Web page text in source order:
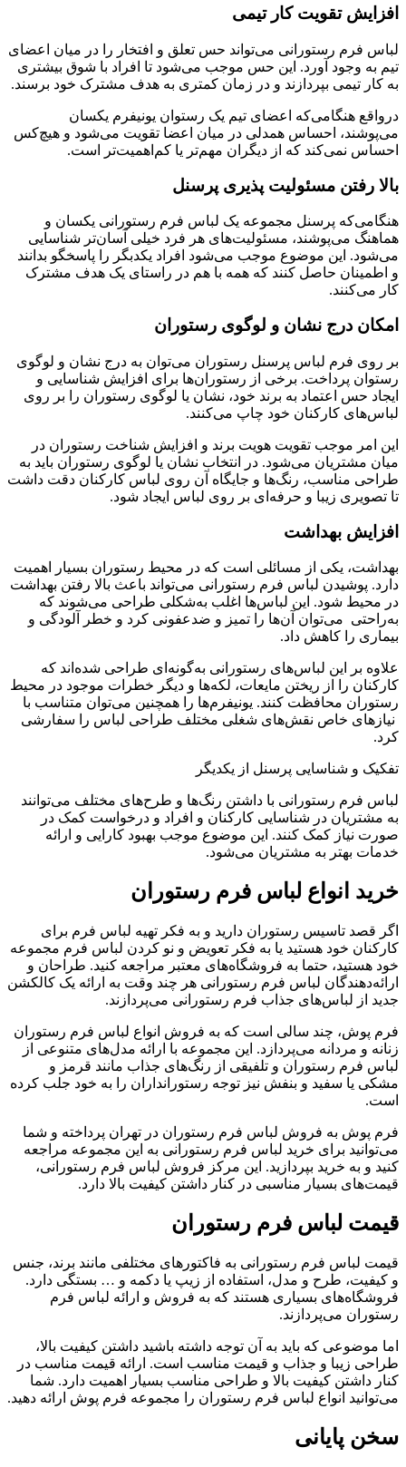
افزایش تقویت کار تیمی
لباس فرم رستورانی می‌تواند حس تعلق و افتخار را در میان اعضای
تیم به وجود آورد. این حس موجب می‌شود تا افراد با شوق بیشتری
به کار تیمی بپردازند و در زمان کمتری به هدف مشترک خود برسند.
درواقع هنگامی‌که اعضای تیم یک رستوان یونیفرم یکسان
می‌پوشند، احساس همدلی در میان اعضا تقویت می‌شود و هیچ‌کس
احساس نمی‌کند که از دیگران مهم‌تر یا کم‌اهمیت‌تر است.
بالا رفتن مسئولیت ‌پذیری پرسنل
هنگامی‌که پرسنل مجموعه یک لباس فرم رستورانی یکسان و
هماهنگ می‌پوشند، مسئولیت‌های هر فرد خیلی آسان‌تر شناسایی
می‌شود. این موضوع موجب می‌شود افراد یکدبگر را پاسخگو بدانند
و اطمینان حاصل کنند که همه با هم در راستای یک هدف مشترک
کار می‌کنند.
امکان درج نشان و لوگوی رستوران
بر روی فرم لباس پرسنل رستوران می‌توان به درج نشان و لوگوی
رستوان پرداخت. برخی از رستوران‌ها برای افزایش شناسایی و
ایجاد حس اعتماد به برند خود، نشان یا لوگوی رستوران را بر روی
لباس‌های کارکنان خود چاپ می‌کنند.
این امر موجب تقویت هویت برند و افزایش شناخت رستوران در
میان مشتریان می‌شود. در انتخاب نشان یا لوگوی رستوران باید به
طراحی مناسب، رنگ‌ها و جایگاه آن روی لباس کارکنان دقت داشت
تا تصویری زیبا و حرفه‌ای بر روی لباس ایجاد شود.
افزایش بهداشت
بهداشت، یکی از مسائلی است که در محیط رستوران بسیار اهمیت
دارد. پوشیدن لباس فرم رستورانی می‌تواند باعث بالا رفتن بهداشت
در محیط شود. این لباس‌ها اغلب به‌شکلی طراحی می‌شوند که
به‌راحتی می‌توان آن‌ها را تمیز و ضدعفونی کرد و خطر آلودگی و
بیماری را کاهش داد.
علاوه بر این لباس‌های رستورانی به‌گونه‌ای طراحی شده‌اند که
کارکنان را از ریختن مایعات، لکه‌ها و دیگر خطرات موجود در محیط
رستوران محافظت کنند. یونیفرم‌ها را همچنین می‌توان متناسب با
نیازهای خاص نقش‌های شغلی مختلف طراحی لباس را سفارشی
کرد.
تفکیک و شناسایی پرسنل از یکدیگر
لباس فرم رستورانی با داشتن رنگ‌ها و طرح‌های مختلف می‌توانند
به مشتریان در شناسایی کارکنان و افراد و درخواست کمک در
صورت نیاز کمک ‌کنند. این موضوع موجب بهبود کارایی و ارائه
خدمات بهتر به مشتریان می‌شود.
خرید انواع لباس فرم رستوران
اگر قصد تاسیس رستوران دارید و به فکر تهیه لباس فرم برای
کارکنان خود هستید یا به فکر تعویض و نو کردن لباس فرم مجموعه
خود هستید، حتما به فروشگاه‌های معتبر مراجعه کنید. طراحان و
ارائه‌دهندگان لباس فرم رستورانی هر چند وقت به ارائه یک کالکشن
جدید از لباس‌های جذاب فرم رستورانی می‌پردازند.
فرم پوش، چند سالی است که به فروش انواع لباس فرم رستوران
زنانه و مردانه می‌پردازد. این مجموعه با ارائه مدل‌های متنوعی از
لباس فرم رستوران و تلفیقی از رنگ‌های جذاب مانند قرمز و
مشکی یا سفید و بنفش نیز توجه رستورانداران را به خود جلب کرده
است.
فرم پوش به فروش لباس فرم رستوران در تهران پرداخته و شما
می‌توانید برای خرید لباس فرم رستورانی به این مجموعه مراجعه
کنید و به خرید بپردازید. این مرکز فروش لباس فرم رستورانی،
قیمت‌های بسیار مناسبی در کنار داشتن کیفیت بالا دارد.
قیمت لباس فرم رستوران
قیمت لباس فرم رستورانی به فاکتورهای مختلفی مانند برند، جنس
و کیفیت، طرح و مدل، استفاده از زیپ یا دکمه و … بستگی دارد.
فروشگاه‌های بسیاری هستند که به فروش و ارائه لباس فرم
رستوران می‌پردازند.
اما موضوعی که باید به آن توجه داشته باشید داشتن کیفیت بالا،
طراحی زیبا و جذاب و قیمت مناسب است. ارائه قیمت مناسب در
کنار داشتن کیفیت بالا و طراحی مناسب بسیار اهمیت دارد. شما
می‌توانید انواع لباس فرم رستوران را مجموعه فرم پوش ارائه دهید.
سخن پایانی